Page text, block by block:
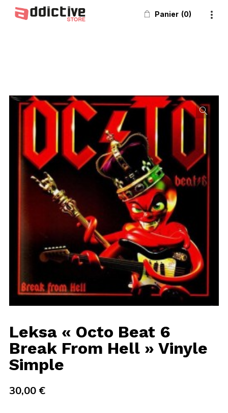
Panier 0
Leksa « Octo Beat 6
Break From Hell » Vinyle
Simple
30,00 €